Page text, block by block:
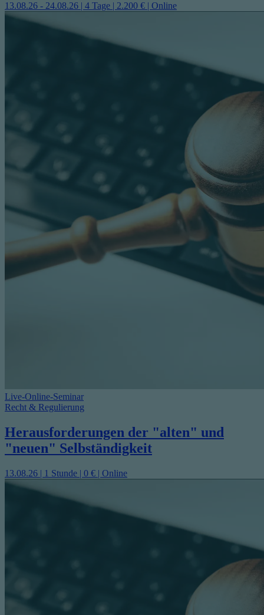
13.08.26 - 24.08.26 | 4 Tage | 2.200 € | Online
Live-Online-Seminar
Recht & Regulierung
Herausforderungen der "alten" und
"neuen" Selbständigkeit
13.08.26 | 1 Stunde | 0 € | Online